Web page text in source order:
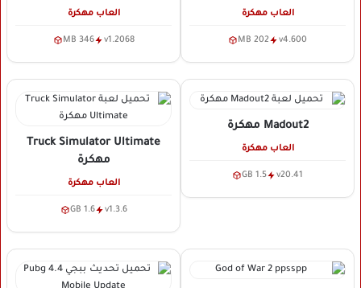
العاب مهكرة
v4.600
202 MB
العاب مهكرة
v1.2068
346 MB
Madout2 مهكرة
العاب مهكرة
v20.41
1.5 GB
Truck Simulator Ultimate
مهكرة
العاب مهكرة
v1.3.6
1.6 GB